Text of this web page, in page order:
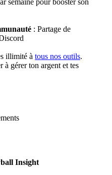
: Partage de
illimité à tous nos outils.
à gérer ton argent et tes
Insight